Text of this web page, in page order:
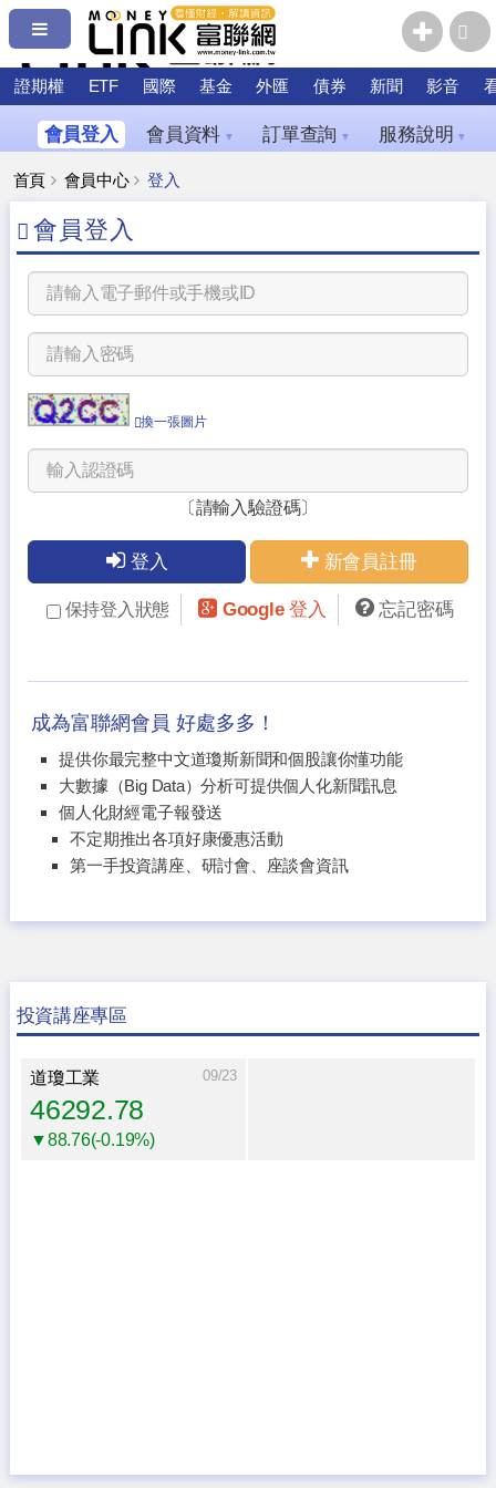
證期權 ETF 國際 基金 外匯 債券 新聞 影音
會員登入 會員資料 ▼ 訂單查詢 ▼ 服務說明 ▼
首頁 會員中心 登入
會員登入
換一張圖片
〔請輸入驗證碼〕
登入 新會員註冊
保持登入狀態 Google 登入 忘記密碼
成為富聯網會員 好處多多！
提供你最完整中文道瓊斯新聞和個股讓你懂功能
大數據（Big Data）分析可提供個人化新聞訊息
個人化財經電子報發送
不定期推出各項好康優惠活動
第一手投資講座、研討會、座談會資訊
投資講座專區
道瓊工業 09/23
46292.78
▼88.76(-0.19%)